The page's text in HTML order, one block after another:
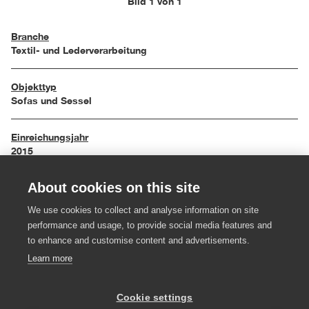
Branche
Textil- und Lederverarbeitung
Objekttyp
Sofas und Sessel
Einreichungsjahr
2015
Maße
Material
About cookies on this site
We use cookies to collect and analyse information on site
performance and usage, to provide social media features and
to enhance and customise content and advertisements.
Learn more
Cookie settings